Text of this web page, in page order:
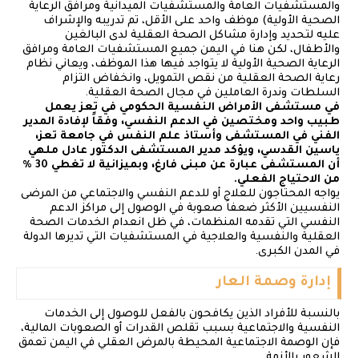
والمستشفيات العامة والمستشفيات الميدانية ومرافق الرعاية
الصحية الأولية) موظف واحد على الأقل، تم تدريبه والإشراف
عليه لتحديد وإدارة مشاكل الصحة العقلية لدى البالغين
والأطفال، لكن هنا في اليمن جميع المستشفيات العامة ومرافق
الرعاية الصحية الأولية لا يتواجد فيها هذا الموظف، ويعاني نظام
رعاية الصحة العقلية من نقص التمويل، وانخفاض التزام
السلطات وندرة العاملين في مجال الصحة العقلية.
في مستشفى الأمراض النفسية الحكومي في تعز يعمل
طبيب واحد ومختصين في الدعم النفسي، وفقاً لإفادة المدير
الفني في المستشفى وأستاذ علم النفس في جامعة تعز،
ياسين القدسي، ويؤكد مدير المستشفى الدكتور عادل ملهي
أن المستشفى عبارة عن مبنى فارغ، وبميزانية لا تغطي 30 %
من الاحتياج الفعلي.
يواجه المحتاجون للعلاج أو للدعم النفسي والاجتماعي من المرضى
النفسيين الأكثر ضعفاً صعوبة في الوصول إلى مراكز الدعم
النفسي التي تقدمه المنظمات، في ظل انعدام الخدمات الصحة
العقلية والنفسية والعلاجية في المستشفيات التي تديرها الدولة
في المدن الكبرى.
إدارة وصمة العار
بالنسبة للأفراد الذين يكافحون بالفعل للوصول إلى الخدمات
النفسية والاجتماعية بسبب تقلص القدرات أو الصعوبات المالية،
فإن الوصمة الاجتماعية المحيطة بالمرض العقلي في اليمن تعمق